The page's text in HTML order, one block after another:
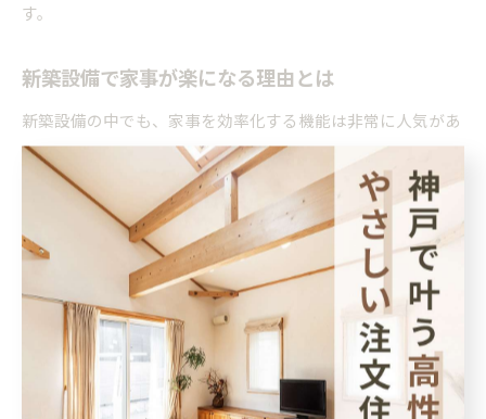
す。
新築設備で家事が楽になる理由とは
新築設備の中でも、家事を効率化する機能は非常に人気があ
ります。その理由は、毎日の負担を軽減し、家族との時間や
自分の時間を増やせるからです。特に共働き世帯や子育て中
の家庭では「やっておけばよかった」と感じる声が多く見ら
れます。
具体的には、ビルトイン食洗機・自動洗浄トイレ・浴室乾燥
機・自動掃除機能付きレンジフードなどが挙げられます。こ
れらの設備は、手間や時間を大幅に短縮できるだけでなく、
衛生面の向上や水道光熱費の節約にもつながります。設備ラ